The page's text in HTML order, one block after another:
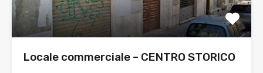
Locale commerciale – CENTRO STORICO